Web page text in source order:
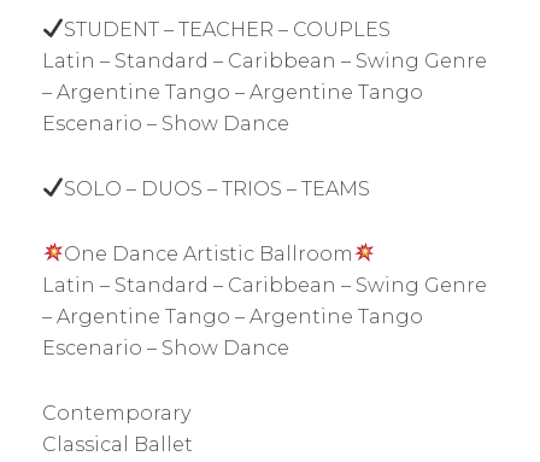
STUDENT – TEACHER – COUPLES
Latin – Standard – Caribbean – Swing Genre
– Argentine Tango – Argentine Tango
Escenario – Show Dance
SOLO – DUOS – TRIOS – TEAMS
One Dance Artistic Ballroom
Latin – Standard – Caribbean – Swing Genre
– Argentine Tango – Argentine Tango
Escenario – Show Dance
Contemporary
Classical Ballet